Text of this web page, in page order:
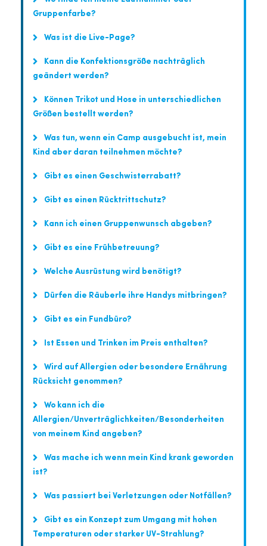
Gruppenfarbe?
Was ist die Live-Page?
Kann die Konfektionsgröße nachträglich
geändert werden?
Können Trikot und Hose in unterschiedlichen
Größen bestellt werden?
Was tun, wenn ein Camp ausgebucht ist, mein
Kind aber daran teilnehmen möchte?
Gibt es einen Geschwisterrabatt?
Gibt es einen Rücktrittschutz?
Kann ich einen Gruppenwunsch abgeben?
Gibt es eine Frühbetreuung?
Welche Ausrüstung wird benötigt?
Dürfen die Räuberle ihre Handys mitbringen?
Gibt es ein Fundbüro?
Ist Essen und Trinken im Preis enthalten?
Wird auf Allergien oder besondere Ernährung
Rücksicht genommen?
Wo kann ich die
Allergien/Unverträglichkeiten/Besonderheiten
von meinem Kind angeben?
Was mache ich wenn mein Kind krank geworden
ist?
Was passiert bei Verletzungen oder Notfällen?
Gibt es ein Konzept zum Umgang mit hohen
Temperaturen oder starker UV-Strahlung?